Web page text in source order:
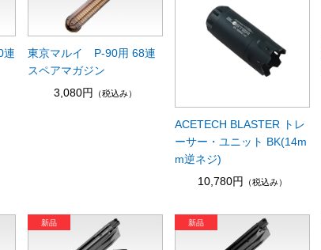
連
東京マルイ P-90用 68連
スペアマガジン
3,080円
（税込み）
ACETECH BLASTER トレ
ーサー・ユニット BK(14m
m逆ネジ)
10,780円
（税込み）